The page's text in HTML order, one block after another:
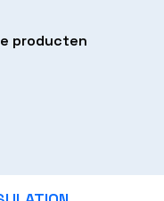
producten